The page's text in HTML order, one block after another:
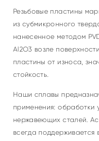
Резьбовые пластины
из субмикронного
нанесенное методом
Al2O3 возле
пластины от износа,
стойкость.
Наши сплавы
применения: обработки
нержавеющих сталей.
всегда